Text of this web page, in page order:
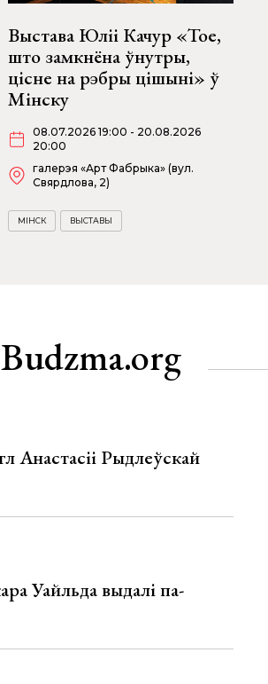
Выстава Юліі Качур «Тое,
што замкнёна ўнутры,
цісне на рэбры цішыні» ў
Мінску
08.07.2026 19:00 - 20.08.2026
20:00
галерэя «Арт Фабрыка» (вул.
Свярдлова, 2)
МІНСК ВЫСТАВЫ
Анастасіі Рыдлеўскай
Уайльда выдалі па-